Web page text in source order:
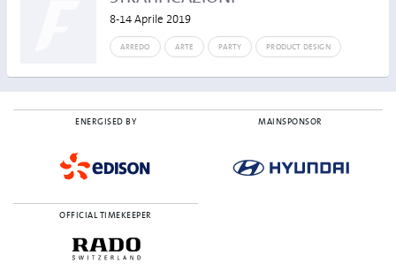
8-14 Aprile 2019
ARREDO ARTE PARTY PRODUCT DESIGN
ENERGISED BY MAINSPONSOR
OFFICIAL TIMEKEEPER